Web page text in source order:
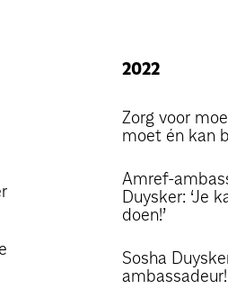
2022
Zorg voor
moet én kan
Amref-
Duysker: ‘Je
doen!’
Sosha
ambassadeur!